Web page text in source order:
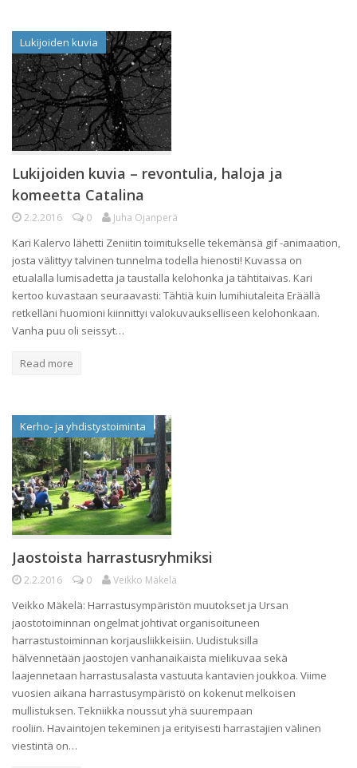
Lukijoiden kuvia
Lukijoiden kuvia – revontulia, haloja ja
komeetta Catalina
2.2.2016 0 Juha Ojanperä
Kari Kalervo lähetti Zeniitin toimitukselle tekemänsä gif -animaation,
josta välittyy talvinen tunnelma todella hienosti! Kuvassa on
etualalla lumisadetta ja taustalla kelohonka ja tähtitaivas. Kari
kertoo kuvastaan seuraavasti: Tähtiä kuin lumihiutaleita Eräällä
retkelläni huomioni kiinnittyi valokuvaukselliseen kelohonkaan.
Vanha puu oli seissyt…
Read more
Kerho- ja yhdistystoiminta
Jaostoista harrastusryhmiksi
2.2.2016 0 Veikko Mäkelä
Veikko Mäkelä: Harrastusympäristön muutokset ja Ursan
jaostotoiminnan ongelmat johtivat organisoituneen
harrastustoiminnan korjausliikkeisiin. Uudistuksilla
hälvennetään jaostojen vanhanaikaista mielikuvaa sekä
laajennetaan harrastusalasta vastuuta kantavien joukkoa. Viime
vuosien aikana harrastusympäristö on kokenut melkoisen
mullistuksen. Tekniikka noussut yhä suurempaan
rooliin. Havaintojen tekeminen ja erityisesti harrastajien välinen
viestintä on…